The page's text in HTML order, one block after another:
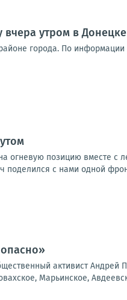
вчера утром в Донецке
города. По
огневую позицию вместе с
с нами одной
активист Андрей
Марьинское,